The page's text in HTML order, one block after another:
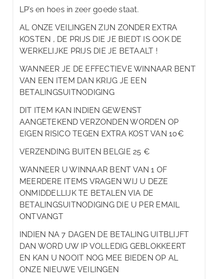
LP’s en hoes in zeer goede staat.
AL ONZE VEILINGEN ZIJN ZONDER EXTRA
KOSTEN , DE PRIJS DIE JE BIEDT IS OOK DE
WERKELIJKE PRIJS DIE JE BETAALT !
WANNEER JE DE EFFECTIEVE WINNAAR BENT
VAN EEN ITEM DAN KRIJG JE EEN
BETALINGSUITNODIGING
DIT ITEM KAN INDIEN GEWENST
AANGETEKEND VERZONDEN WORDEN OP
EIGEN RISICO TEGEN EXTRA KOST VAN 10€
VERZENDING BUITEN BELGIE 25 €
WANNEER U WINNAAR BENT VAN 1 OF
MEERDERE ITEMS VRAGEN WIJ U DEZE
ONMIDDELLIJK TE BETALEN VIA DE
BETALINGSUITNODIGING DIE U PER EMAIL
ONTVANGT
INDIEN NA 7 DAGEN DE BETALING UITBLIJFT
DAN WORD UW IP VOLLEDIG GEBLOKKEERT
EN KAN U NOOIT NOG MEE BIEDEN OP AL
ONZE NIEUWE VEILINGEN